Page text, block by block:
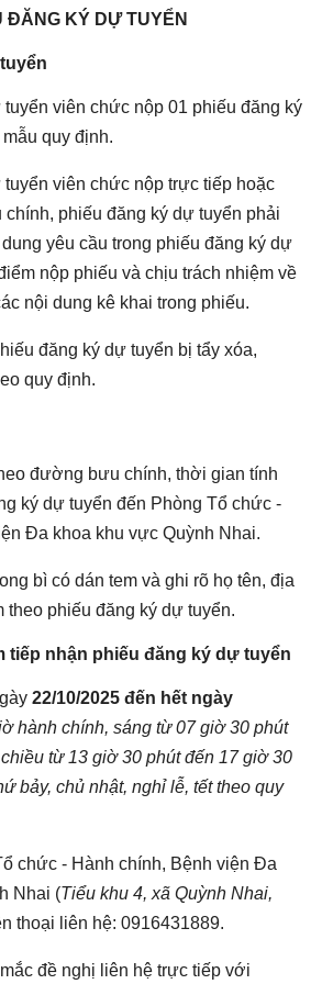
ĐĂNG KÝ DỰ TUYỂN
viên chức nộp 01 phiếu đăng ký
quy định.
viên chức nộp trực tiếp hoặc
phiếu đăng ký dự tuyển phải
yêu cầu trong phiếu đăng ký dự
nộp phiếu và chịu trách nhiệm về
nội dung kê khai trong phiếu.
đăng ký dự tuyển bị tẩy xóa,
quy định.
đường bưu chính, thời gian tính
ký dự tuyển đến Phòng Tổ chức -
Đa khoa khu vực Quỳnh Nhai.
bì có dán tem và ghi rõ họ tên, địa
phiếu đăng ký dự tuyển.
tiếp nhận phiếu đăng ký dự tuyển
22/10/2025 đến hết ngày
hành chính, sáng từ 07 giờ 30 phút
từ 13 giờ 30 phút đến 17 giờ 30
bảy, chủ nhật, nghỉ lễ, tết theo quy
chức - Hành chính, Bệnh viện Đa
Nhai (Tiểu khu 4, xã Quỳnh Nhai,
thoại liên hệ: 0916431889.
đề nghị liên hệ trực tiếp với